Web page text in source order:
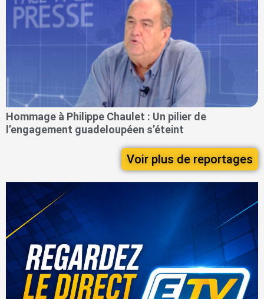
Hommage à Philippe Chaulet : Un pilier de
l’engagement guadeloupéen s’éteint
Voir plus de reportages